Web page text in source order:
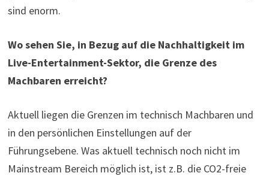
sind enorm.
Wo sehen Sie, in Bezug auf die Nachhaltigkeit im
Live-Entertainment-Sektor, die Grenze des
Machbaren erreicht?
Aktuell liegen die Grenzen im technisch Machbaren und
in den persönlichen Einstellungen auf der
Führungsebene. Was aktuell technisch noch nicht im
Mainstream Bereich möglich ist, ist z.B. die CO2-freie